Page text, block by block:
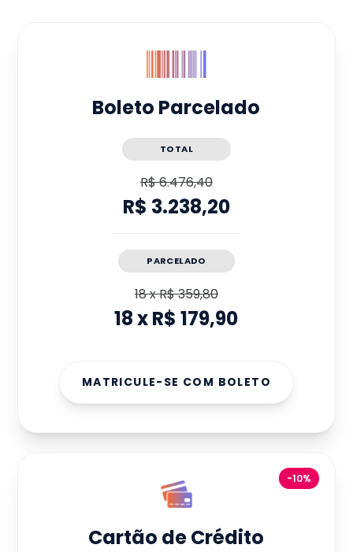
Boleto Parcelado
TOTAL
R$ 6.476,40
R$ 3.238,20
PARCELADO
18xR$ 359,80
18xR$ 179,90
MATRICULE-SE COM BOLETO
-10%
Cartão de Crédito